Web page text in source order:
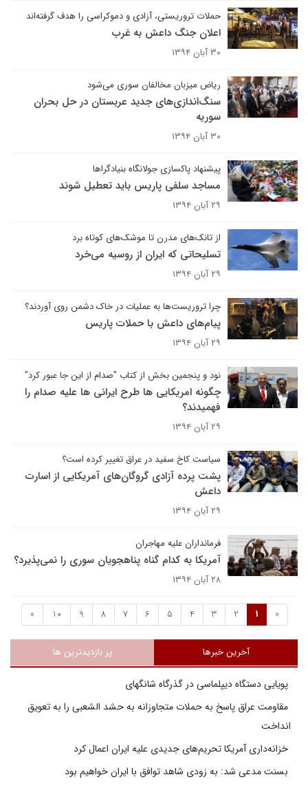
حملات تروریستی، آزادی و دموکراسی را هدف گرفته‌اند
اعلان جنگ داعش به غرب
۳۰ آبان ۱۳۹۴
ریاض میزبان مخالفان سوری می‌شود
سنگ‌اندازی‌های جدید عربستان در حل بحران
سوریه
۳۰ آبان ۱۳۹۴
پیشنهاد پاکسازی جولانگاه بنیادگراها
مساجد سلفی پاریس باید تعطیل شوند
۲۹ آبان ۱۳۹۴
از تانک‌های مدرن تا موشک‌های کوتاه برد
تسلیحاتی که ایران از روسیه می‌خرد
۲۹ آبان ۱۳۹۴
چرا تروریست‌ها به عملیات در خاک دشمن روی آوردند؟
پیام‌های داعش با حملات پاریس
۲۹ آبان ۱۳۹۴
نود و پنجمین بخش از کتاب "صدام از این جا عبور کرد"
چگونه امریکایی ها طرح ایرانی ها علیه صدام را
فهمیدند؟
۲۹ آبان ۱۳۹۴
سیاست کاخ سفید در عراق تغییر کرده است؟
پشت پرده آزادی گروگان‌های آمریکایی از اسارت
داعش
۲۹ آبان ۱۳۹۴
فرمانداران علیه مهاجران
آمریکا به کدام گناه پناهجویان سوری را نمی‌پذیرد؟
۲۸ آبان ۱۳۹۴
«
1
2
3
4
5
6
7
8
9
10
»
آخرین خبرها پر بازدیدترین ها
پویایی دستگاه دیپلماسی در گذرگاه شانگهای
مقاومت عراق پاسخ به حملات متجاوزانه به حشد الشعبی را به تعویق
انداخت
خزانه‌داری آمریکا تحریم‌های جدیدی علیه ایران اعمال کرد
بسنت مدعی شد: به زودی شاهد توافق با ایران خواهیم بود